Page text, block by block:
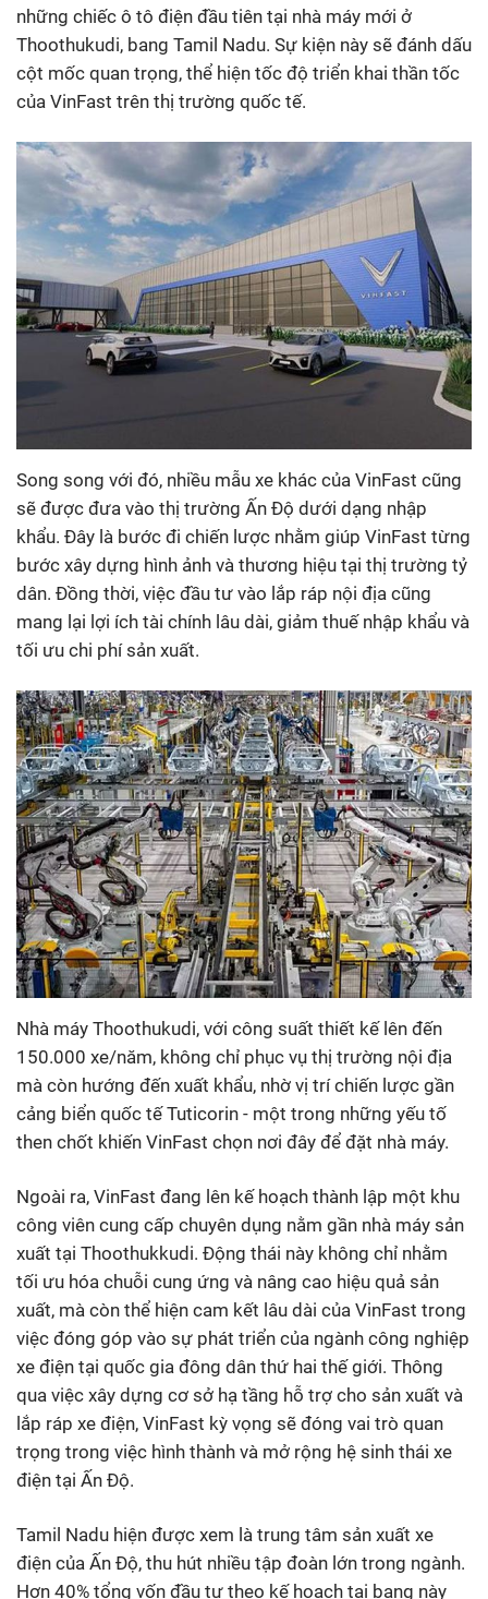
những chiếc ô tô điện đầu tiên tại nhà máy mới ở
Thoothukudi, bang Tamil Nadu. Sự kiện này sẽ đánh dấu
cột mốc quan trọng, thể hiện tốc độ triển khai thần tốc
của VinFast trên thị trường quốc tế.
Song song với đó, nhiều mẫu xe khác của VinFast cũng
sẽ được đưa vào thị trường Ấn Độ dưới dạng nhập
khẩu. Đây là bước đi chiến lược nhằm giúp VinFast từng
bước xây dựng hình ảnh và thương hiệu tại thị trường tỷ
dân. Đồng thời, việc đầu tư vào lắp ráp nội địa cũng
mang lại lợi ích tài chính lâu dài, giảm thuế nhập khẩu và
tối ưu chi phí sản xuất.
Nhà máy Thoothukudi, với công suất thiết kế lên đến
150.000 xe/năm, không chỉ phục vụ thị trường nội địa
mà còn hướng đến xuất khẩu, nhờ vị trí chiến lược gần
cảng biển quốc tế Tuticorin - một trong những yếu tố
then chốt khiến VinFast chọn nơi đây để đặt nhà máy.
Ngoài ra, VinFast đang lên kế hoạch thành lập một khu
công viên cung cấp chuyên dụng nằm gần nhà máy sản
xuất tại Thoothukkudi. Động thái này không chỉ nhằm
tối ưu hóa chuỗi cung ứng và nâng cao hiệu quả sản
xuất, mà còn thể hiện cam kết lâu dài của VinFast trong
việc đóng góp vào sự phát triển của ngành công nghiệp
xe điện tại quốc gia đông dân thứ hai thế giới. Thông
qua việc xây dựng cơ sở hạ tầng hỗ trợ cho sản xuất và
lắp ráp xe điện, VinFast kỳ vọng sẽ đóng vai trò quan
trọng trong việc hình thành và mở rộng hệ sinh thái xe
điện tại Ấn Độ.
Tamil Nadu hiện được xem là trung tâm sản xuất xe
điện của Ấn Độ, thu hút nhiều tập đoàn lớn trong ngành.
Hơn 40% tổng vốn đầu tư theo kế hoạch tại bang này